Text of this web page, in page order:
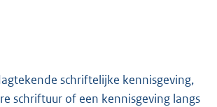
schriftelijke kennisgeving,
schriftuur of een kennisgeving langs